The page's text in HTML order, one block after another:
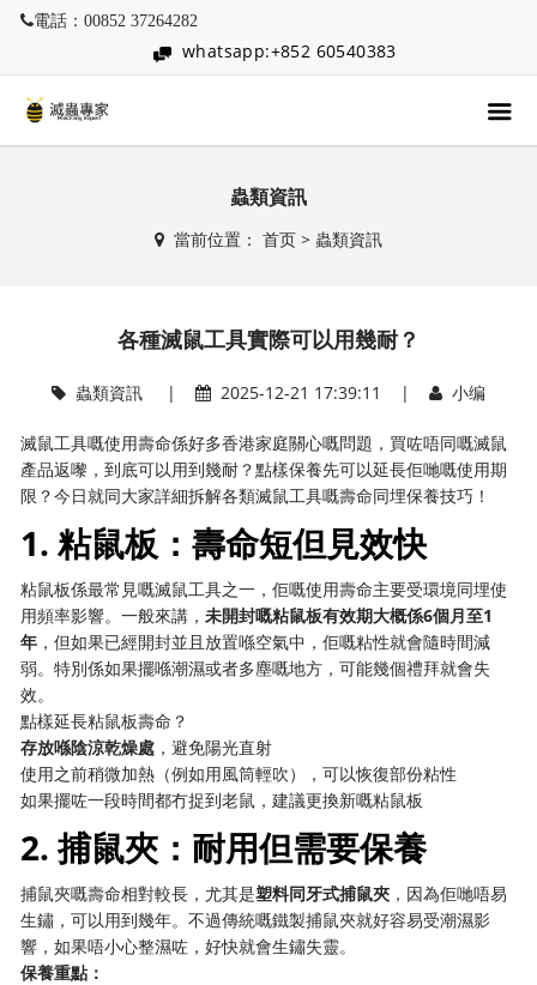
電話：00852 37264282
whatsapp:+852 60540383
蟲類資訊
當前位置： 首页> 蟲類資訊
各種滅鼠工具實際可以用幾耐？
蟲類資訊| 2025-12-21 17:39:11 | 小编
滅鼠工具嘅使用壽命係好多香港家庭關心嘅問題，買咗唔同嘅滅鼠
產品返嚟，到底可以用到幾耐？點樣保養先可以延長佢哋嘅使用期
限？今日就同大家詳細拆解各類滅鼠工具嘅壽命同埋保養技巧！
1. 粘鼠板：壽命短但見效快
粘鼠板係最常見嘅滅鼠工具之一，佢嘅使用壽命主要受環境同埋使
用頻率影響。一般來講，未開封嘅粘鼠板有效期大概係6個月至1
年 ，但如果已經開封並且放置喺空氣中，佢嘅粘性就會隨時間減
弱。特別係如果擺喺潮濕或者多塵嘅地方，可能幾個禮拜就會失
效。
點樣延長粘鼠板壽命？
存放喺陰涼乾燥處 ，避免陽光直射
使用之前稍微加熱（例如用風筒輕吹），可以恢復部份粘性
如果擺咗一段時間都冇捉到老鼠，建議更換新嘅粘鼠板
2. 捕鼠夾：耐用但需要保養
捕鼠夾嘅壽命相對較長，尤其是塑料同牙式捕鼠夾 ，因為佢哋唔易
生鏽，可以用到幾年。不過傳統嘅鐵製捕鼠夾就好容易受潮濕影
響，如果唔小心整濕咗，好快就會生鏽失靈。
保養重點：